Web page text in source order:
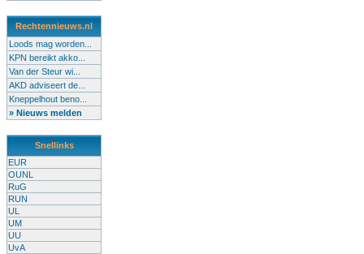
Rechtennieuws.nl
Loods mag worden...
KPN bereikt akko...
Van der Steur wi...
AKD adviseert de...
Kneppelhout beno...
» Nieuws melden
Snellinks
EUR
OUNL
RuG
RUN
UL
UM
UU
UvA